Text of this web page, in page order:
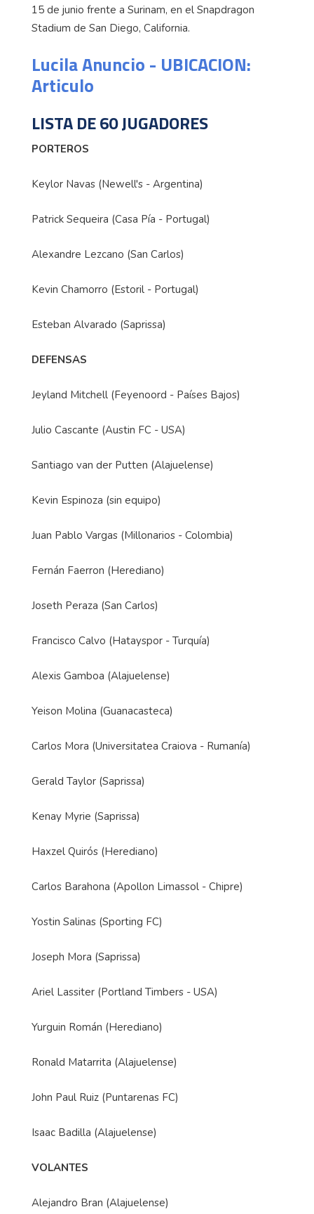
15 de junio frente a Surinam, en el Snapdragon
Stadium de San Diego, California.
Lucila Anuncio - UBICACION:
Articulo
LISTA DE 60 JUGADORES
PORTEROS
Keylor Navas (Newell's - Argentina)
Patrick Sequeira (Casa Pía - Portugal)
Alexandre Lezcano (San Carlos)
Kevin Chamorro (Estoril - Portugal)
Esteban Alvarado (Saprissa)
DEFENSAS
Jeyland Mitchell (Feyenoord - Países Bajos)
Julio Cascante (Austin FC - USA)
Santiago van der Putten (Alajuelense)
Kevin Espinoza (sin equipo)
Juan Pablo Vargas (Millonarios - Colombia)
Fernán Faerron (Herediano)
Joseth Peraza (San Carlos)
Francisco Calvo (Hatayspor - Turquía)
Alexis Gamboa (Alajuelense)
Yeison Molina (Guanacasteca)
Carlos Mora (Universitatea Craiova - Rumanía)
Gerald Taylor (Saprissa)
Kenay Myrie (Saprissa)
Haxzel Quirós (Herediano)
Carlos Barahona (Apollon Limassol - Chipre)
Yostin Salinas (Sporting FC)
Joseph Mora (Saprissa)
Ariel Lassiter (Portland Timbers - USA)
Yurguin Román (Herediano)
Ronald Matarrita (Alajuelense)
John Paul Ruiz (Puntarenas FC)
Isaac Badilla (Alajuelense)
VOLANTES
Alejandro Bran (Alajuelense)